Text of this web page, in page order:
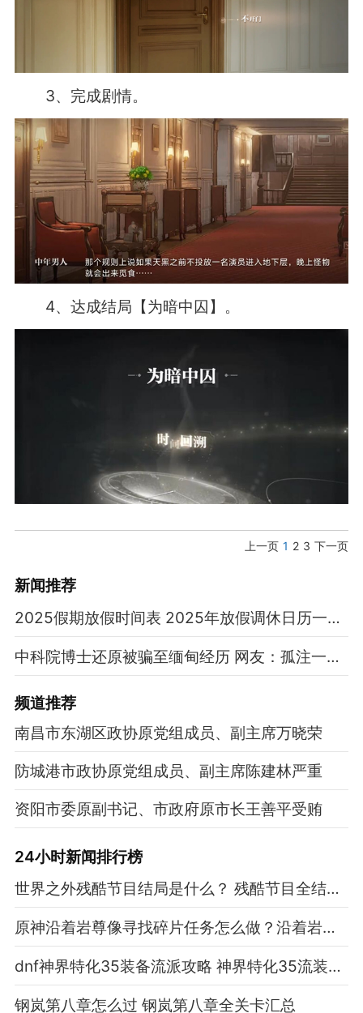
3、完成剧情。
4、达成结局【为暗中囚】。
上一页 1 2 3 下一页
新闻推荐
2025假期放假时间表 2025年放假调休日历一览表
中科院博士还原被骗至缅甸经历 网友：孤注一掷现实版
频道推荐
南昌市东湖区政协原党组成员、副主席万晓荣
防城港市政协原党组成员、副主席陈建林严重
资阳市委原副书记、市政府原市长王善平受贿
24小时新闻排行榜
世界之外残酷节目结局是什么？ 残酷节目全结局达成方法一览
原神沿着岩尊像寻找碎片任务怎么做？沿着岩尊像寻找碎片任务攻略
dnf神界特化35装备流派攻略 神界特化35流装备搭配推荐
钢岚第八章怎么过 钢岚第八章全关卡汇总